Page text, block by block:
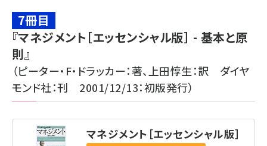
7冊目
『マネジメント［エッセンシャル版］ - 基本と原
則』
（ピーター・F・ドラッカー：著、上田惇生：訳 ダイヤ
モンド社：刊 2001/12/13：初版発行）
マネジメント［エッセンシャル版］